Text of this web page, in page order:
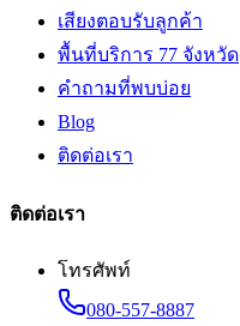
เสียงตอบรับลูกค้า
พื้นที่บริการ 77 จังหวัด
คำถามที่พบบ่อย
Blog
ติดต่อเรา
ติดต่อเรา
โทรศัพท์
080-557-8887